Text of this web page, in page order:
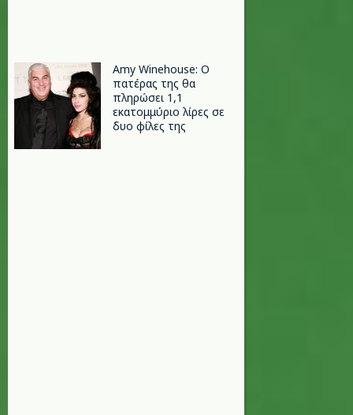
Amy Winehouse: Ο
πατέρας της θα
πληρώσει 1,1
εκατομμύριο λίρες σε
δυο φίλες της